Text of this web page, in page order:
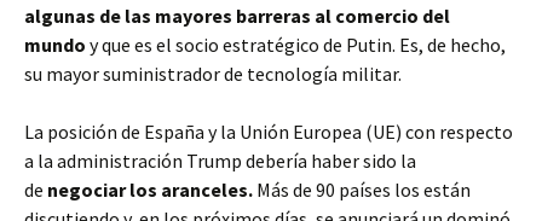
algunas de las mayores barreras al comercio del
mundo y que es el socio estratégico de Putin. Es, de hecho,
su mayor suministrador de tecnología militar.
La posición de España y la Unión Europea (UE) con respecto
a la administración Trump debería haber sido la
de negociar los aranceles. Más de 90 países los están